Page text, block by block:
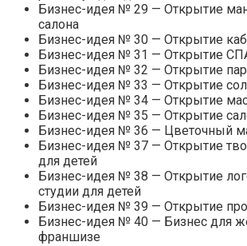
Бизнес-идея № 29 — Открытие
салона
Бизнес-идея № 30 — Открытие
Бизнес-идея № 31 — Открытие
Бизнес-идея № 32 — Открытие
Бизнес-идея № 33 — Открытие
Бизнес-идея № 34 — Открытие
Бизнес-идея № 35 — Открытие
Бизнес-идея № 36 — Цветочный
Бизнес-идея № 37 — Открытие
для детей
Бизнес-идея № 38 — Открытие
студии для детей
Бизнес-идея № 39 — Открытие
Бизнес-идея № 40 — Бизнес для
франшизе